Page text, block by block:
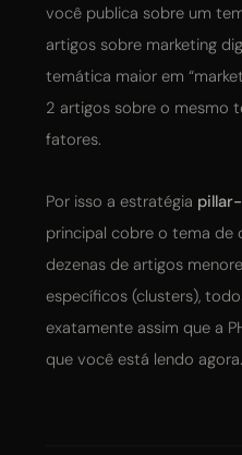
você publica sobre um
artigos sobre marketing
temática maior em
2 artigos sobre o mesmo
fatores.
Por isso a estratégia
principal cobre o tema de
dezenas de artigos
específicos (clusters),
exatamente assim que a
que você está lendo agora.